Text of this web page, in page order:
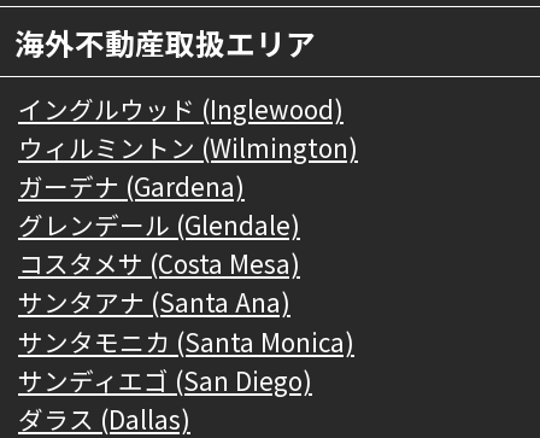
海外不動産取扱エリア
イングルウッド (Inglewood)
ウィルミントン (Wilmington)
ガーデナ (Gardena)
グレンデール (Glendale)
コスタメサ (Costa Mesa)
サンタアナ (Santa Ana)
サンタモニカ (Santa Monica)
サンディエゴ (San Diego)
ダラス (Dallas)